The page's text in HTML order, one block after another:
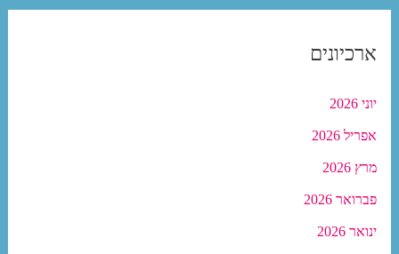
ארכיונים
יוני 2026
אפריל 2026
מרץ 2026
פברואר 2026
ינואר 2026